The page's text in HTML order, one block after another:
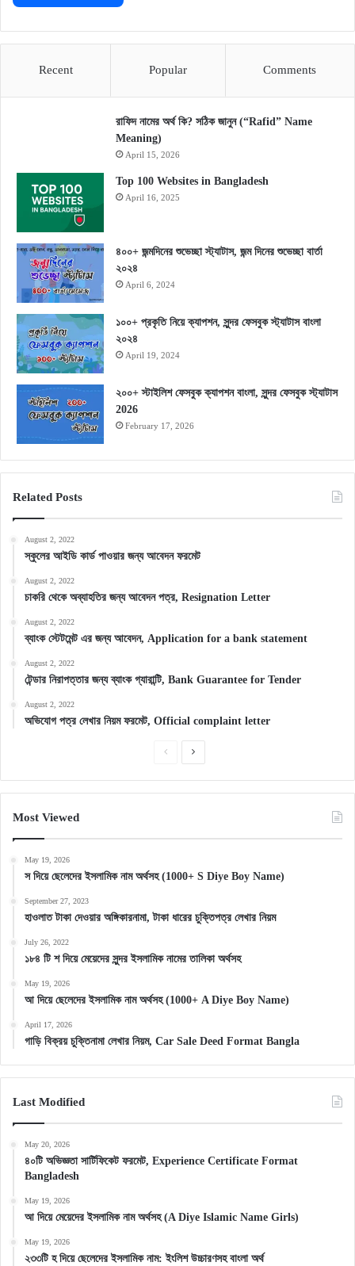
Recent Popular Comments
রাফিদ নামের অর্থ কি? সঠিক জানুন (“Rafid” Name
Meaning)
April 15, 2026
Top 100 Websites in Bangladesh
April 16, 2025
৪০০+ জন্মদিনের শুভেচ্ছা স্ট্যাটাস, জন্ম দিনের শুভেচ্ছা বার্তা
২০২৪
April 6, 2024
১০০+ প্রকৃতি নিয়ে ক্যাপশন, সুন্দর ফেসবুক স্ট্যাটাস বাংলা
২০২৪
April 19, 2024
২০০+ স্টাইলিশ ফেসবুক ক্যাপশন বাংলা, সুন্দর ফেসবুক স্ট্যাটাস
2026
February 17, 2026
Related Posts
August 2, 2022
স্কুলের আইডি কার্ড পাওয়ার জন্য আবেদন ফরমেট
August 2, 2022
চাকরি থেকে অব্যাহতির জন্য আবেদন পত্র, Resignation Letter
August 2, 2022
ব্যাংক স্টেটমেন্ট এর জন্য আবেদন, Application for a bank statement
August 2, 2022
টেন্ডার নিরাপত্তার জন্য ব্যাংক গ্যারান্টি, Bank Guarantee for Tender
August 2, 2022
অভিযোগ পত্র লেখার নিয়ম ফরমেট, Official complaint letter
PreviousNext
Most Viewed
May 19, 2026
স দিয়ে ছেলেদের ইসলামিক নাম অর্থসহ (1000+ S Diye Boy Name)
September 27, 2023
হাওলাত টাকা দেওয়ার অঙ্গিকারনামা, টাকা ধারের চুক্তিপত্র লেখার নিয়ম
July 26, 2022
১৮৪ টি শ দিয়ে মেয়েদের সুন্দর ইসলামিক নামের তালিকা অর্থসহ
May 19, 2026
আ দিয়ে ছেলেদের ইসলামিক নাম অর্থসহ (1000+ A Diye Boy Name)
April 17, 2026
গাড়ি বিক্রয় চুক্তিনামা লেখার নিয়ম, Car Sale Deed Format Bangla
Last Modified
May 20, 2026
৪০টি অভিজ্ঞতা সার্টিফিকেট ফরমেট, Experience Certificate Format
Bangladesh
May 19, 2026
আ দিয়ে মেয়েদের ইসলামিক নাম অর্থসহ (A Diye Islamic Name Girls)
May 19, 2026
২৩৩টি হ দিয়ে ছেলেদের ইসলামিক নাম: ইংলিশ উচ্চারণসহ বাংলা অর্থ